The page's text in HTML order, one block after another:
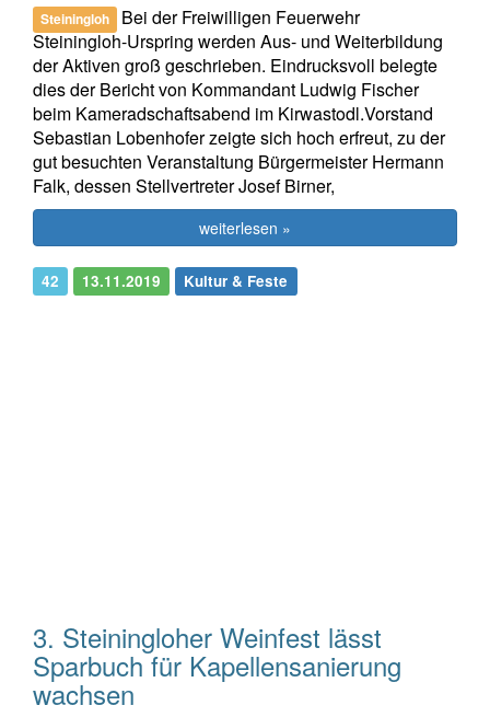
Steiningloh
Bei der Freiwilligen Feuerwehr
Steiningloh-Urspring werden Aus- und Weiterbildung
der Aktiven groß geschrieben. Eindrucksvoll belegte
dies der Bericht von Kommandant Ludwig Fischer
beim Kameradschaftsabend im Kirwastodl.Vorstand
Sebastian Lobenhofer zeigte sich hoch erfreut, zu der
gut besuchten Veranstaltung Bürgermeister Hermann
Falk, dessen Stellvertreter Josef Birner,
weiterlesen »
42 13.11.2019 Kultur & Feste
3. Steiningloher Weinfest lässt
Sparbuch für Kapellensanierung
wachsen